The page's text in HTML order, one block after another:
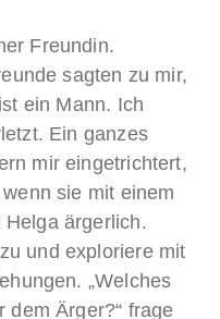
Freundin.
sagten zu mir,
ein Mann. Ich
Ein ganzes
mir eingetrichtert,
sie mit einem
Helga ärgerlich.
und exploriere mit
„Welches
dem Ärger?“ frage